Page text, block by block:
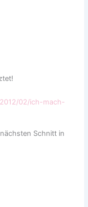
02/ich-mach-
Schnitt in